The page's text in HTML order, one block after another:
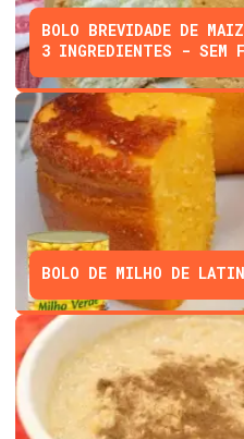
BOLO BREVIDADE DE
3 INGREDIENTES - SEM
BOLO DE MILHO DE